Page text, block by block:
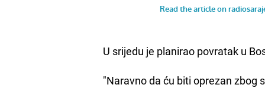
U srijedu je planirao povratak u
"Naravno da ću biti oprezan zbog